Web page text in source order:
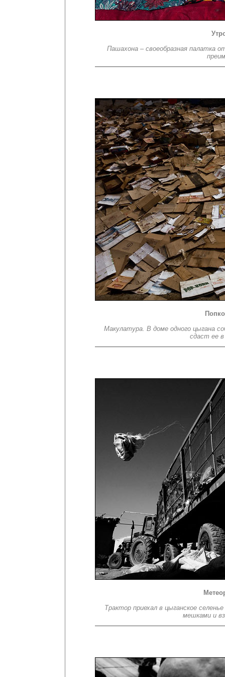
Пашахона – своеобразная палатка
Макулатура. В доме одного цыгана
сдаст ее
Трактор приехал в цыганское
мешками и